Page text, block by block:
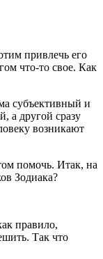
привлечь его
что-то свое. Как
субъективный и
а другой сразу
возникают
помочь. Итак, на
Зодиака?
правило,
Так что